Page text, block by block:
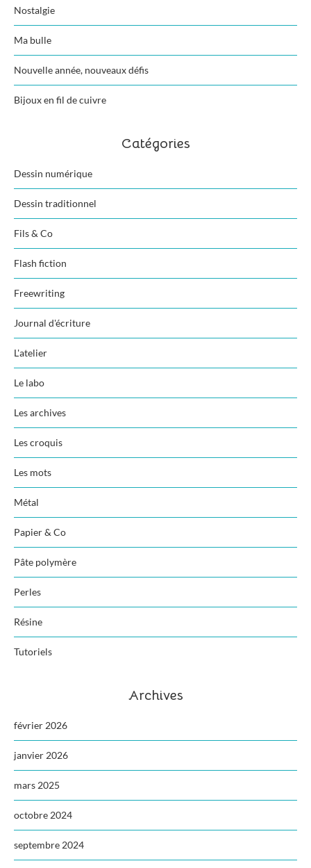
Nostalgie
Ma bulle
Nouvelle année, nouveaux défis
Bijoux en fil de cuivre
Catégories
Dessin numérique
Dessin traditionnel
Fils & Co
Flash fiction
Freewriting
Journal d'écriture
L'atelier
Le labo
Les archives
Les croquis
Les mots
Métal
Papier & Co
Pâte polymère
Perles
Résine
Tutoriels
Archives
février 2026
janvier 2026
mars 2025
octobre 2024
septembre 2024